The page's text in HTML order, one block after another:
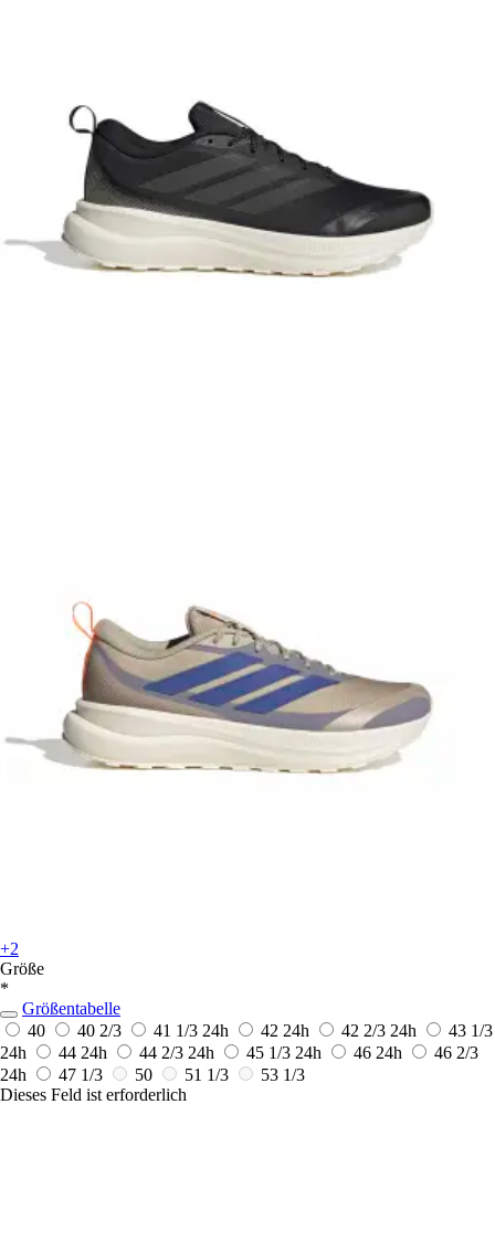
+2
Größe
*
Größentabelle
40
40 2/3 41 1/3 24h 42 24h 42 2/3 24h
43 1/3
24h
44 24h 44 2/3 24h 45 1/3 24h 46 24h
46 2/3
24h
47 1/3 50 51 1/3
53 1/3
Dieses Feld ist erforderlich